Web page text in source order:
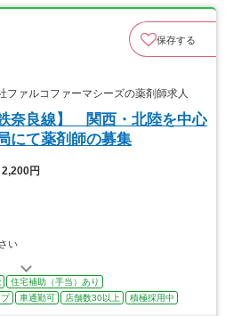
保存する
ァルコファーマシーズの薬剤師求人
奈良線】 関西・北陸を中心
にて薬剤師の募集
2,200円
い
住宅補助（手当）あり
車通勤可 店舗数30以上 積極採用中